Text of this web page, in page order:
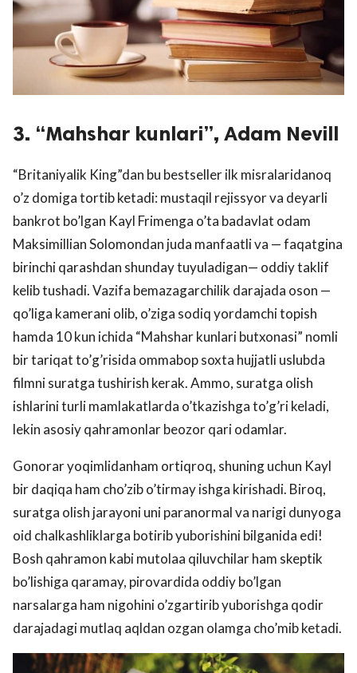
3. “Mahshar kunlari”, Adam Nevill
“Britaniyalik King”dan bu bestseller ilk misralaridanoq
o’z domiga tortib ketadi: mustaqil rejissyor va deyarli
bankrot bo’lgan Kayl Frimenga o’ta badavlat odam
Maksimillian Solomondan juda manfaatli va — faqatgina
birinchi qarashdan shunday tuyuladigan— oddiy taklif
kelib tushadi. Vazifa bemazagarchilik darajada oson —
qo’liga kamerani olib, o’ziga sodiq yordamchi topish
hamda 10 kun ichida “Mahshar kunlari butxonasi” nomli
bir tariqat to’g’risida ommabop soxta hujjatli uslubda
filmni suratga tushirish kerak. Ammo, suratga olish
ishlarini turli mamlakatlarda o’tkazishga to’g’ri keladi,
lekin asosiy qahramonlar beozor qari odamlar.
Gonorar yoqimlidanham ortiqroq, shuning uchun Kayl
bir daqiqa ham cho’zib o’tirmay ishga kirishadi. Biroq,
suratga olish jarayoni uni paranormal va narigi dunyoga
oid chalkashliklarga botirib yuborishini bilganida edi!
Bosh qahramon kabi mutolaa qiluvchilar ham skeptik
bo’lishiga qaramay, pirovardida oddiy bo’lgan
narsalarga ham nigohini o’zgartirib yuborishga qodir
darajadagi mutlaq aqldan ozgan olamga cho’mib ketadi.